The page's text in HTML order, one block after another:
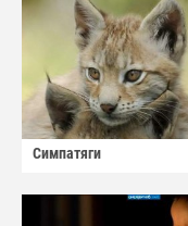
Симпатяги